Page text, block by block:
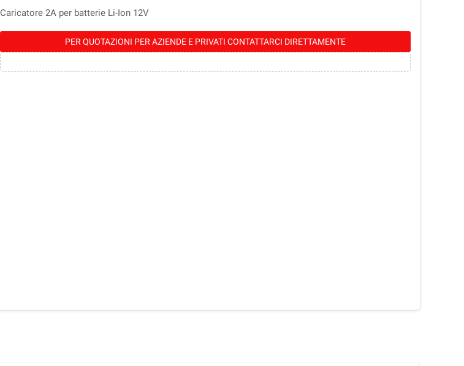
Caricatore 2A per batterie Li-Ion 12V
PER QUOTAZIONI PER AZIENDE E PRIVATI CONTATTARCI DIRETTAMENTE